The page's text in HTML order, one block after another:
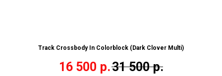
Track Crossbody In Colorblock (Dark Clover Multi)
16 500 р.31 500 р.